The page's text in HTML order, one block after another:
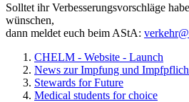
Solltet ihr Verbesserungsvorschläge
wünschen,
dann meldet euch beim AStA:
CHELM - Website - Launch
News zur Impfung und
Stewards for Future
Medical students for choice